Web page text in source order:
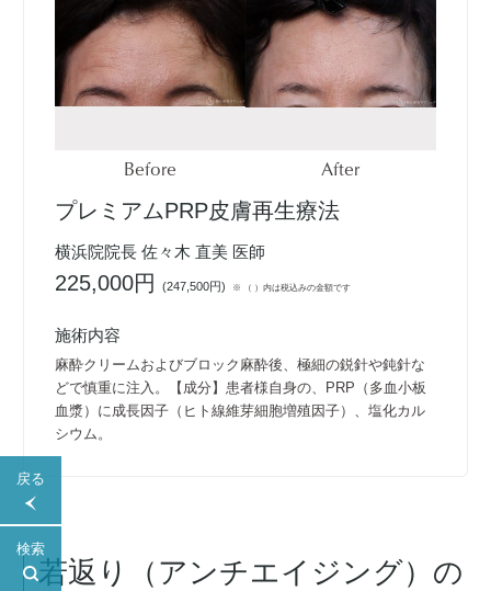
戻る
検索
Before After
プレミアムPRP皮膚再生療法
横浜院院長 佐々木 直美 医師
225,000円(247,500円) ※ （ ）内は税込みの金額です
施術内容
麻酔クリームおよびブロック麻酔後、極細の鋭針や鈍針な
どで慎重に注入。【成分】患者様自身の、PRP（多血小板
血漿）に成長因子（ヒト線維芽細胞増殖因子）、塩化カル
シウム。
若返り（アンチエイジング） の